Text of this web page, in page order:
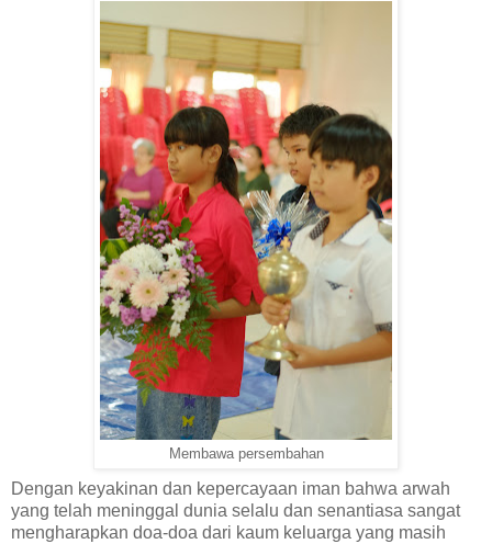
Membawa persembahan
Dengan keyakinan dan kepercayaan iman bahwa arwah
yang telah meninggal dunia selalu dan senantiasa sangat
mengharapkan doa-doa dari kaum keluarga yang masih